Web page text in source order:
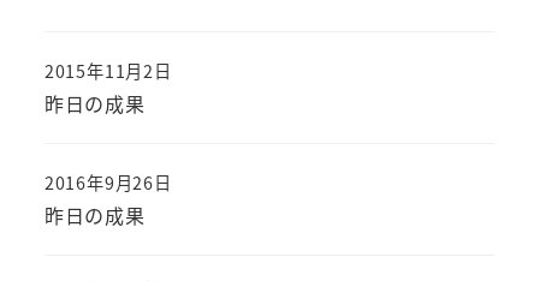
昨日の成果
投稿日
2015年11月2日
昨日の成果
投稿日
2016年9月26日